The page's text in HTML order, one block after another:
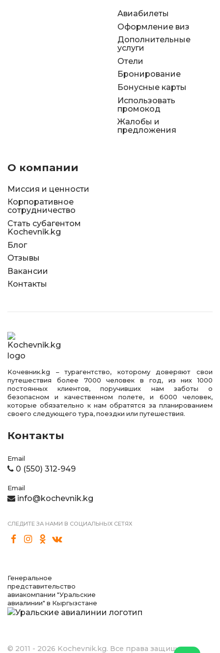
Авиабилеты
Оформление виз
Дополнительные
услуги
Отели
Бронирование
Бонусные карты
Использовать
промокод
Жалобы и
предложения
О компании
Миссия и ценности
Корпоративное
сотрудничество
Стать субагентом
Kochevnik.kg
Блог
Отзывы
Вакансии
Контакты
Kочевник.kg – турагентство, которому доверяют свои
путешествия более 7000 человек в год, из них 1000
постоянных клиентов, поручивших нам заботы о
безопасном и качественном полете, и 6000 человек,
которые обязательно к нам обратятся за планированием
своего следующего тура, поездки или путешествия.
Контакты
Email
0 (550) 312-949
Email
info@kochevnik.kg
СЛЕДИТЕ ЗА НАМИ В СОЦИАЛЬНЫХ СЕТЯХ
Генеральное
представительство
авиакомпании "Уральские
авиалинии" в Кыргызстане
© 2011 - 2026 Kochevnik.kg. Все права защищены.